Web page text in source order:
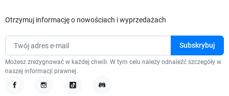
Otrzymuj informację o nowościach i wyprzedażach
Możesz zrezygnować w każdej chwili. W tym celu należy odnaleźć szczegóły w
naszej informacji prawnej.